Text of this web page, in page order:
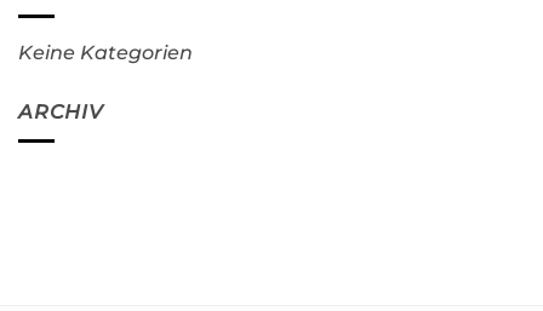
Keine Kategorien
ARCHIV